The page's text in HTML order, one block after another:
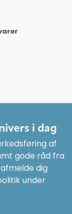
i dag
af
gode råd fra
dig
under